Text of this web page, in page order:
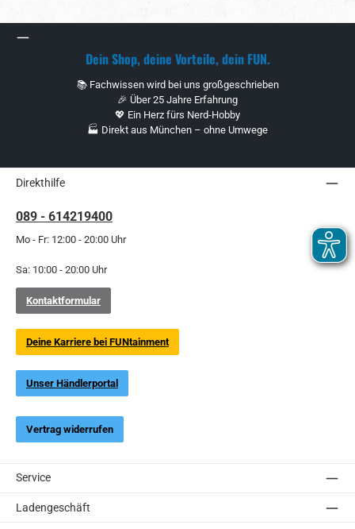
Dein Shop, deine Vorteile, dein FUN.
📚 Fachwissen wird bei uns großgeschrieben
🎉 Über 25 Jahre Erfahrung
💖 Ein Herz fürs Nerd-Hobby
🏭 Direkt aus München – ohne Umwege
Direkthilfe
089 - 614219400
Mo - Fr: 12:00 - 20:00 Uhr
Sa: 10:00 - 20:00 Uhr
Kontaktformular
Deine Karriere bei FUNtainment
Unser Händlerportal
Vertrag widerrufen
Service
Ladengeschäft